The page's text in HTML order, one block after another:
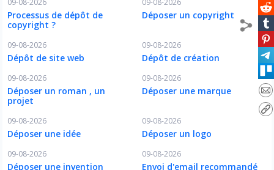
09-08-2026
Processus de dépôt de
copyright ?
09-08-2026
Déposer un copyright
09-08-2026
Dépôt de site web
09-08-2026
Dépôt de création
09-08-2026
Déposer un roman , un
projet
09-08-2026
Déposer une marque
09-08-2026
Déposer une idée
09-08-2026
Déposer un logo
09-08-2026
Déposer une invention
09-08-2026
Envoi d'email recommandé